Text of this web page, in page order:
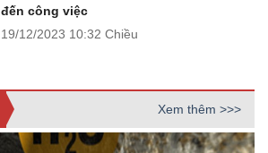
đến công việc
19/12/2023 10:32 Chiều
Xem thêm >>>